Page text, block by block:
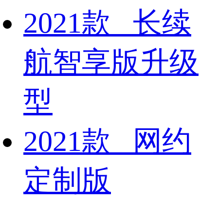
2021款 长续
航智享版升级
型
2021款 网约
定制版